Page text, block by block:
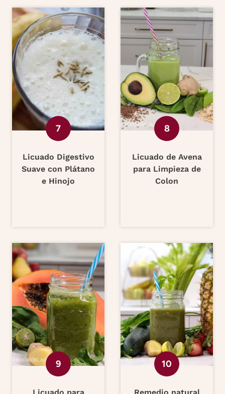
Licuado Digestivo
Suave con Plátano
e Hinojo
Licuado de Avena
para Limpieza de
Colon